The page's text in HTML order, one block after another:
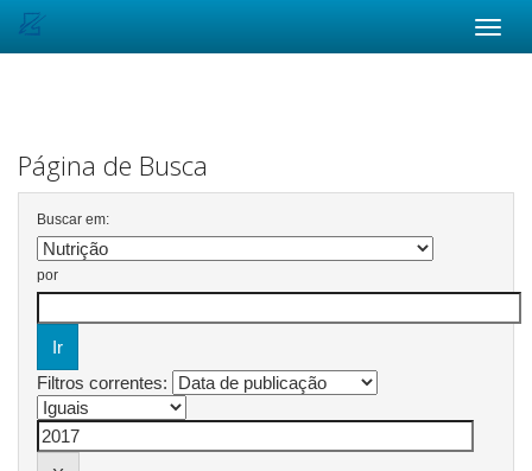
Página de Busca
Buscar em:
por
Filtros correntes: